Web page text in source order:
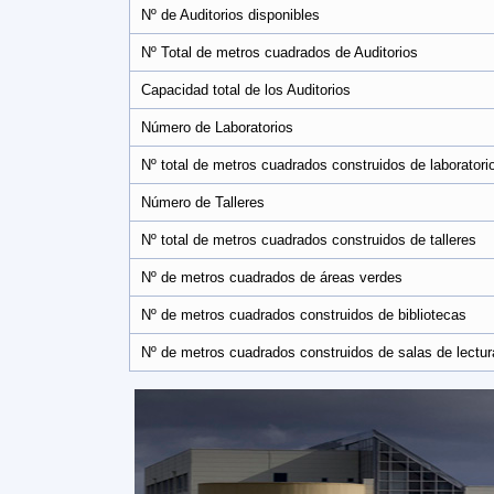
Nº de Auditorios disponibles
Nº Total de metros cuadrados de Auditorios
Capacidad total de los Auditorios
Número de Laboratorios
Nº total de metros cuadrados construidos de
Número de Talleres
Nº total de metros cuadrados construidos de talleres
Nº de metros cuadrados de áreas verdes
Nº de metros cuadrados construidos de bibliotecas
Nº de metros cuadrados construidos de salas de